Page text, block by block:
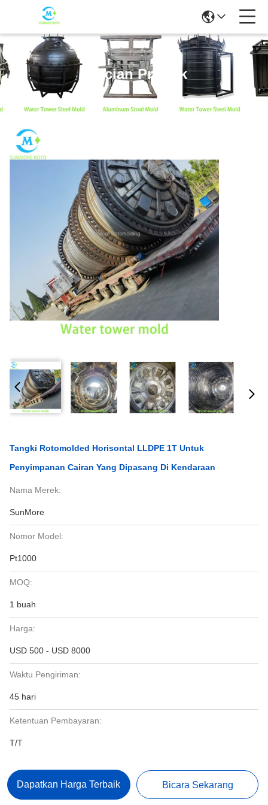
Rincian Produk
Tangki Rotomolded Horisontal LLDPE 1T Untuk
Penyimpanan Cairan Yang Dipasang Di Kendaraan
Nama Merek:
SunMore
Nomor Model:
Pt1000
MOQ:
1 buah
Harga:
USD 500 - USD 8000
Waktu Pengiriman:
45 hari
Ketentuan Pembayaran:
T/T
Dapatkan Harga Terbaik Bicara Sekarang